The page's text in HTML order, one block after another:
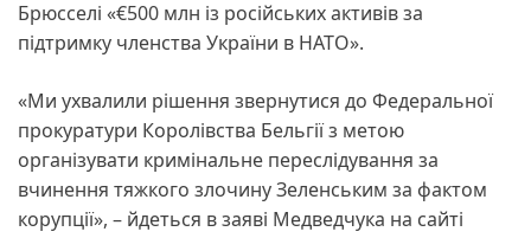
Брюсселі «€500 млн із російських активів за
підтримку членства України в НАТО».
«Ми ухвалили рішення звернутися до Федеральної
прокуратури Королівства Бельгії з метою
організувати кримінальне переслідування за
вчинення тяжкого злочину Зеленським за фактом
корупції», – йдеться в заяві Медведчука на сайті